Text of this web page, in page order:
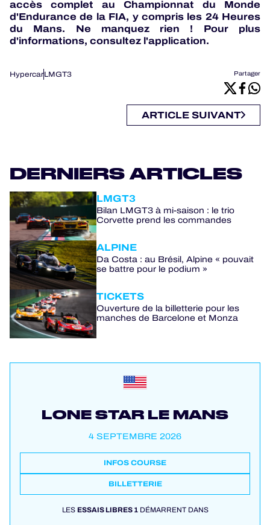
accès complet au Championnat du Monde
d'Endurance de la FIA, y compris les 24 Heures
du Mans. Ne manquez rien ! Pour plus
d'informations, consultez l'application.
HypercarLMGT3 Partager
ARTICLE SUIVANT
DERNIERS ARTICLES
LMGT3
Bilan LMGT3 à mi-saison : le trio
Corvette prend les commandes
ALPINE
Da Costa : au Brésil, Alpine « pouvait
se battre pour le podium »
TICKETS
Ouverture de la billetterie pour les
manches de Barcelone et Monza
LONE STAR LE MANS
4 SEPTEMBRE 2026
INFOS COURSE
BILLETTERIE
LESESSAIS LIBRES 1DÉMARRENT DANS